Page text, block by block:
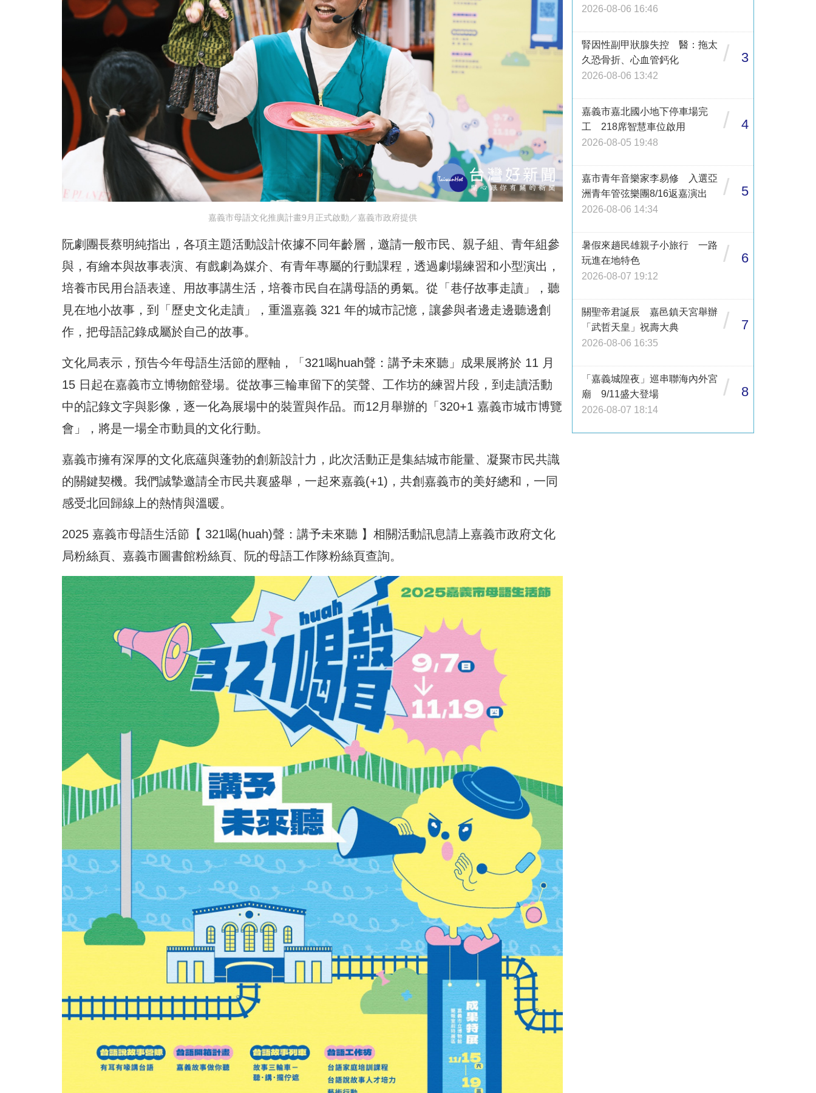
嘉義市母語文化推廣計畫9月正式啟動／嘉義市政府提供
阮劇團長蔡明純指出，各項主題活動設計依據不同年齡層，邀請一般市民、親子組、青年組參
與，有繪本與故事表演、有戲劇為媒介、有青年專屬的行動課程，透過劇場練習和小型演出，
培養市民用台語表達、用故事講生活，培養市民自在講母語的勇氣。從「巷仔故事走讀」，聽
見在地小故事，到「歷史文化走讀」，重溫嘉義 321 年的城市記憶，讓參與者邊走邊聽邊創
作，把母語記錄成屬於自己的故事。
文化局表示，預告今年母語生活節的壓軸，「321喝huah聲：講予未來聽」成果展將於 11 月
15 日起在嘉義市立博物館登場。從故事三輪車留下的笑聲、工作坊的練習片段，到走讀活動
中的記錄文字與影像，逐一化為展場中的裝置與作品。而12月舉辦的「320+1 嘉義市城市博覽
會」，將是一場全市動員的文化行動。
嘉義市擁有深厚的文化底蘊與蓬勃的創新設計力，此次活動正是集結城市能量、凝聚市民共識
的關鍵契機。我們誠摯邀請全市民共襄盛舉，一起來嘉義(+1)，共創嘉義市的美好總和，一同
感受北回歸線上的熱情與溫暖。
2025 嘉義市母語生活節【 321喝(huah)聲：講予未來聽 】相關活動訊息請上嘉義市政府文化
局粉絲頁、嘉義市圖書館粉絲頁、阮的母語工作隊粉絲頁查詢。
2026-08-06 16:46
腎因性副甲狀腺失控 醫：拖太
久恐骨折、心血管鈣化
2026-08-06 13:42
/ 3
嘉義市嘉北國小地下停車場完
工 218席智慧車位啟用
2026-08-05 19:48
/ 4
嘉市青年音樂家李易修 入選亞
洲青年管弦樂團8/16返嘉演出
2026-08-06 14:34
/ 5
暑假來趟民雄親子小旅行 一路
玩進在地特色
2026-08-07 19:12
/ 6
關聖帝君誕辰 嘉邑鎮天宮舉辦
「武哲天皇」祝壽大典
2026-08-06 16:35
/ 7
「嘉義城隍夜」巡串聯海內外宮
廟 9/11盛大登場
2026-08-07 18:14
/ 8